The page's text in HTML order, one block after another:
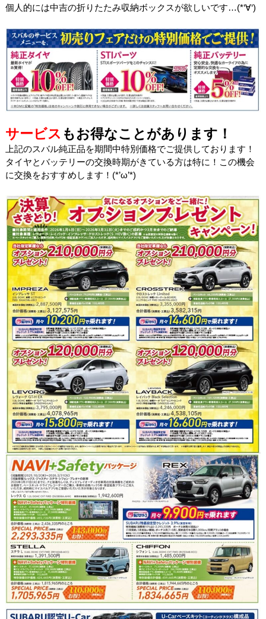
個人的には中吉の折りたたみ収納ボックスが欲しいです…(*‘∀‘)
サービス もお得なことがあります！
上記のスバル純正品を期間中特別価格でご提供しております！
タイヤとバッテリーの交換時期がきている方は特に！この機会
に交換をおすすめします！(*’ω’*)